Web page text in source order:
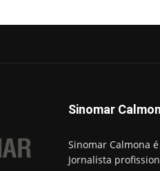
Sinomar
Sinomar Calmona
Jornalista